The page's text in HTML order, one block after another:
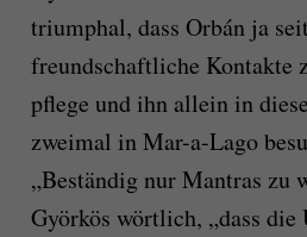
triumphal, dass Orbán ja
freundschaftliche Kontakte
pflege und ihn allein in
zweimal in Mar-a-Lago
„Beständig nur Mantras zu
Györkös wörtlich, „dass